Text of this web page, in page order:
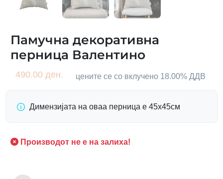
Памучна декоративна
перница Валентино
490.00 ден. цените се со вклучено 18.00% ДДВ
Димензијата на оваа перница е 45х45см
Производот не е на залиха!